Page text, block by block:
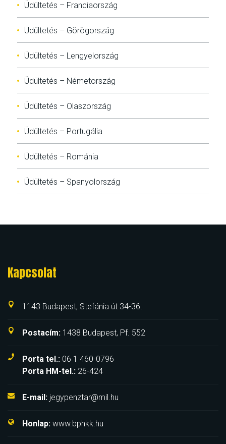
Üdültetés – Franciaország
Üdültetés – Görögország
Üdültetés – Lengyelország
Üdültetés – Németország
Üdültetés – Olaszország
Üdültetés – Portugália
Üdültetés – Románia
Üdültetés – Spanyolország
Kapcsolat
1143 Budapest, Stefánia út 34-36.
Postacím: 1438 Budapest, Pf. 552
Porta tel.: 06 1 460-0796
Porta HM-tel.: 26-424
E-mail: jegypenztar@mil.hu
Honlap: www.bphkk.hu